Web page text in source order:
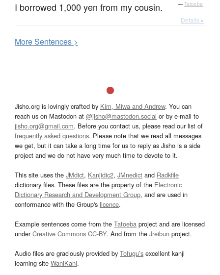
I borrowed 1,000 yen from my cousin. — Tatoeba
Details ▸
MoreSentences >
Jisho.org is lovingly crafted by Kim, Miwa and Andrew. You can
reach us on Mastodon at @jisho@mastodon.social or by e-mail to
jisho.org@gmail.com. Before you contact us, please read our list of
frequently asked questions. Please note that we read all messages
we get, but it can take a long time for us to reply as Jisho is a side
project and we do not have very much time to devote to it.
This site uses the JMdict, Kanjidic2, JMnedict and Radkfile
dictionary files. These files are the property of the Electronic
Dictionary Research and Development Group, and are used in
conformance with the Group's licence.
Example sentences come from the Tatoeba project and are licensed
underCreative Commons CC-BY. And from the Jreibun project.
Audio files are graciously provided by Tofugu’s excellent kanji
learning site WaniKani.